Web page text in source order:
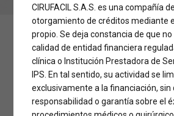
NOTICIAS
Colombia
destinos más
CIRUFACIL S.A.S. es una compañía
otorgamiento de créditos mediante
propio. Se deja constancia de que
calidad de entidad financiera
clínica o Institución Prestadora de
IPS. En tal sentido, su actividad se
exclusivamente a la financiación, sin
responsabilidad o garantía sobre el